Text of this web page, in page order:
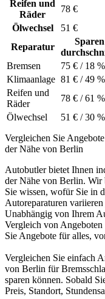
Reifen und
Räder
78 €
Ölwechsel
51 €
Reparatur
Bremsen
75 € / 18 %
Klimaanlage 81 € / 49 %
Reifen und
Räder
78 € / 61 %
Ölwechsel 51 € / 30 %
Vergleichen Sie
der Nähe von Berlin
Autobutler bietet Ihnen
der Nähe von Berlin. Wir
Sie wissen, wofür Sie in
Autoreparaturen
Unabhängig von Ihrem
Vergleich von
Sie Angebote für alles,
Vergleichen Sie einfach
von Berlin für
sparen können. Sobald
Preis, Standort,